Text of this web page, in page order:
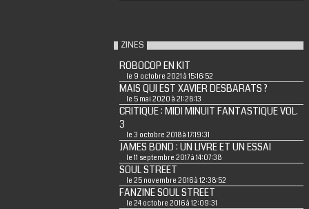
ZINES
ROBOCOP EN KIT
le 9 octobre 2021 à 15:16:52
MAIS QUI EST XAVIER DESBARATS ?
le 5 mai 2020 à 21:28:13
CRITIQUE : MIDI MINUIT FANTASTIQUE VOL.
3
le 3 octobre 2018 à 17:19:31
JAMES BOND : UN LIVRE ET UN ESSAI
le 11 septembre 2017 à 14:07:38
SOUL STREET
le 25 novembre 2016 à 12:38:52
FANZINE SOUL STREET
le 24 octobre 2016 à 12:09:31